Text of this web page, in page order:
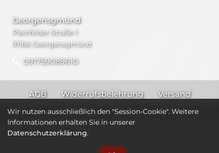
Georgensgmünd
Pleinfelder Straße 1
91166 Georgensgmünd
091759089610
AGB Widerrufsbelehrung
Versand
Impressum
Datenschutz
Wir nutzen ausschließlich den "Session-Cookie". Weitere
Informationen erhalten Sie in unserer
Datenschutzerklärung.